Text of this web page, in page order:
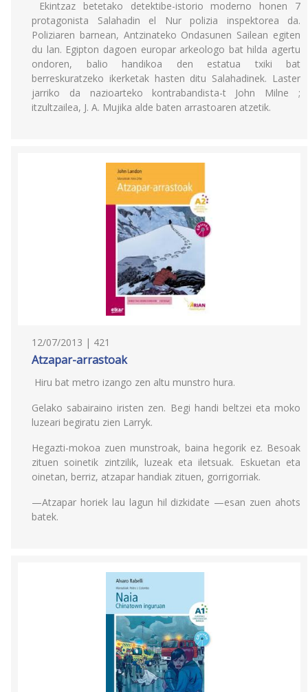
Ekintzaz betetako detektibe-istorio moderno honen 7
protagonista Salahadin el Nur polizia inspektorea da.
Poliziaren barnean, Antzinateko Ondasunen Sailean egiten
du lan. Egipton dagoen europar arkeologo bat hilda agertu
ondoren, balio handikoa den estatua txiki bat
berreskuratzeko ikerketak hasten ditu Salahadinek. Laster
jarriko da nazioarteko kontrabandista-t John Milne ;
itzultzailea, J. A. Mujika alde baten arrastoaren atzetik.
12/07/2013 | 421
Atzapar-arrastoak
Hiru bat metro izango zen altu munstro hura.
Gelako sabairaino iristen zen. Begi handi beltzei eta moko
luzeari begiratu zien Larryk.
Hegazti-mokoa zuen munstroak, baina hegorik ez. Besoak
zituen soinetik zintzilik, luzeak eta iletsuak. Eskuetan eta
oinetan, berriz, atzapar handiak zituen, gorrigorriak.
—Atzapar horiek lau lagun hil dizkidate —esan zuen ahots
batek.